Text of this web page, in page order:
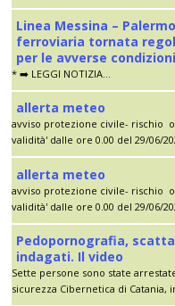
Linea Messina –
ferroviaria tornata
per le avverse
* ➡️ LEGGI NOTIZIA...
allerta meteo
avviso protezione civile- rischio
validità' dalle ore 0.00 del 29/06/
allerta meteo
avviso protezione civile- rischio
validità' dalle ore 0.00 del 29/06/
Pedopornografia,
indagati. Il video
Sette persone sono state
sicurezza Cibernetica di Catania,